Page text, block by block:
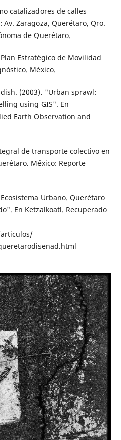
catalizadores de calles
Zaragoza, Querétaro, Qro.
de Querétaro.
Estratégico de Movilidad
México.
(2003). "Ur­ban sprawl:
using GIS". En
Earth Observation and
de trans­porte colectivo en
México: Reporte
Urba­no. Querétaro
En Ketzalkoatl. Recuperado